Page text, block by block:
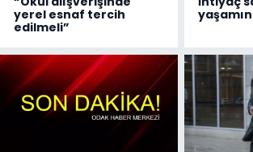
yerel esnaf tercih
edilmeli”